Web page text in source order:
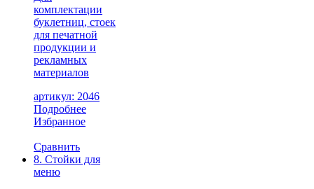
комплектации
буклетниц, стоек
для печатной
продукции и
рекламных
материалов
артикул: 2046
Подробнее
Избранное
Сравнить
8. Стойки для
меню